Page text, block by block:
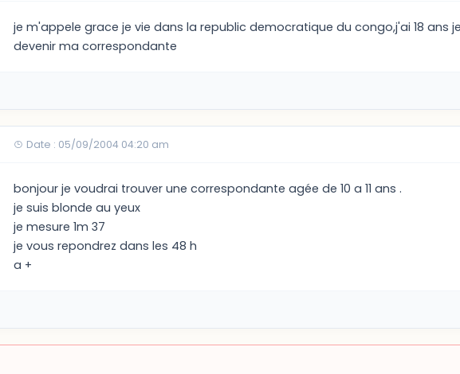
je m'appele grace je vie dans la republic democratique du congo,j'ai 18 ans
devenir ma correspondante
Date : 05/09/2004 04:20 am
bonjour je voudrai trouver une correspondante agée de 10 a 11 ans .
je suis blonde au yeux
je mesure 1m 37
je vous repondrez dans les 48 h
a +